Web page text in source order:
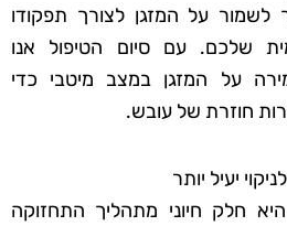
לשמור על המזגן לצורך תפקודו
שלכם. עם סיום הטיפול אנו
על המזגן במצב מיטבי כדי
חוזרת של עובש.
יעיל יותר
היא חלק חיוני מתהליך התחזוקה